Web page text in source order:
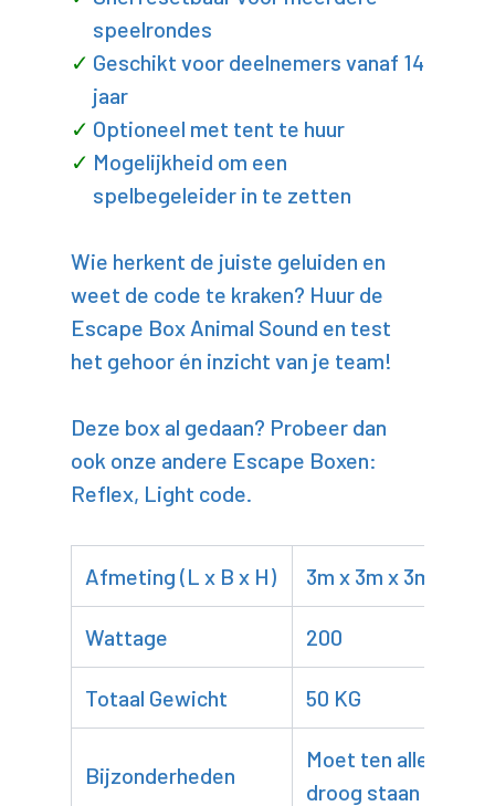
speelrondes
Geschikt voor deelnemers vanaf 14
jaar
Optioneel met tent te huur
Mogelijkheid om een
spelbegeleider in te zetten
Wie herkent de juiste geluiden en
weet de code te kraken? Huur de
Escape Box Animal Sound en test
het gehoor én inzicht van je team!
Deze box al gedaan? Probeer dan
ook onze andere Escape Boxen:
Reflex, Light code.
Afmeting (L x B x H) 3m x 3m x 3m
Wattage 200
Totaal Gewicht 50 KG
Bijzonderheden
Moet ten alle tijden
droog staan